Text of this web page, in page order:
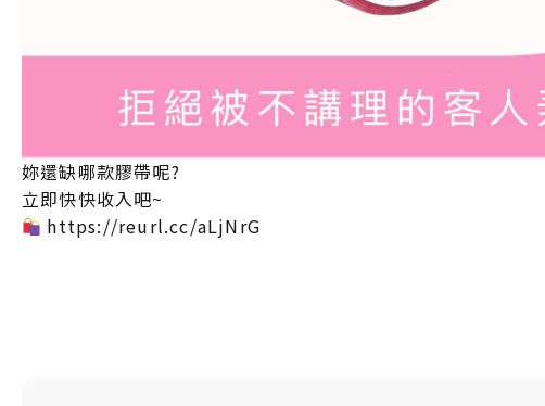
妳還缺哪款膠帶呢?
立即快快收入吧~
https://reurl.cc/aLjNrG